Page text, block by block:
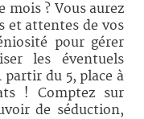
? Vous aurez
et attentes de vos
pour gérer
les éventuels
du 5, place à
! Comptez sur
de séduction,